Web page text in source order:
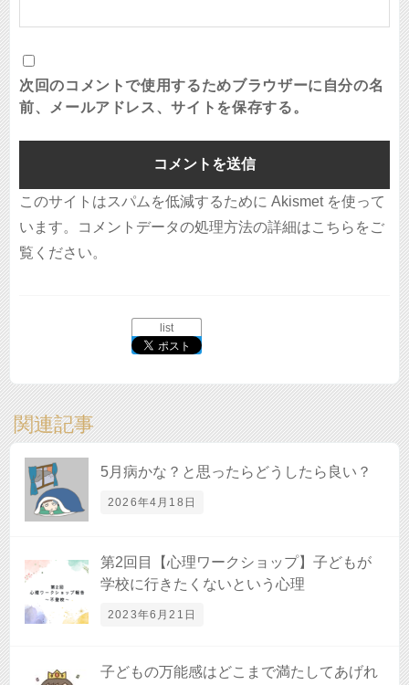
次回のコメントで使用するためブラウザーに自分の名
前、メールアドレス、サイトを保存する。
このサイトはスパムを低減するために Akismet を使って
います。
コメントデータの処理方法の詳細はこちらをご
覧ください。
list
関連記事
5月病かな？と思ったらどうしたら良い？
2026年4月18日
第2回目【心理ワークショップ】子どもが
学校に行きたくないという心理
2023年6月21日
子どもの万能感はどこまで満たしてあげれ